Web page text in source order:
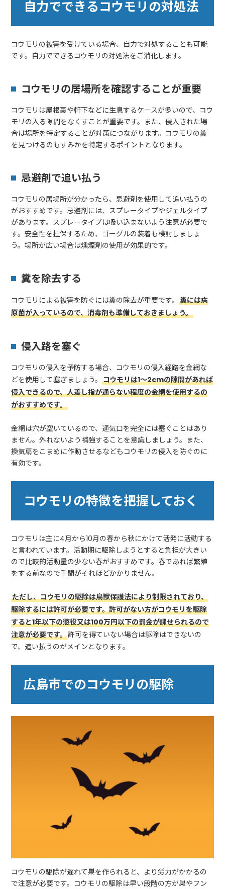
自力でできるコウモリの対処法
コウモリの被害を受けている場合、自力で対処することも可能
です。自力でできるコウモリの対処法をご消化します。
コウモリの居場所を確認することが重要
コウモリは屋根裏や軒下などに生息するケースが多いので、コウ
モリの入る隙間をなくすことが重要です。また、侵入された場
合は場所を特定することが対策につながります。コウモリの糞
を見つけるのもすみかを特定するポイントとなります。
忌避剤で追い払う
コウモリの居場所が分かったら、忌避剤を使用して追い払うの
がおすすめです。忌避剤には、スプレータイプやジェルタイプ
があります。スプレータイプは吸い込まないよう注意が必要で
す。安全性を担保するため、ゴーグルの装着も検討しましょ
う。場所が広い場合は燻煙剤の使用が効果的です。
糞を除去する
コウモリによる被害を防ぐには糞の除去が重要です。糞には病
原菌が入っているので、消毒剤も準備しておきましょう。
侵入路を塞ぐ
コウモリの侵入を予防する場合、コウモリの侵入経路を金網な
どを使用して塞ぎましょう。コウモリは1～2cmの隙間があれば
侵入できるので、人差し指が通らない程度の金網を使用するの
がおすすめです。
金網は穴が空いているので、通気口を完全には塞ぐことはあり
ません。外れないよう補強することを意識しましょう。また、
換気扇をこまめに作動させるなどもコウモリの侵入を防ぐのに
有効です。
コウモリの特徴を把握しておく
コウモリは主に4月から10月の春から秋にかけて活発に活動する
と言われています。活動期に駆除しようとすると負担が大きい
ので比較的活動量の少ない春がおすすめです。春であれば繁殖
をする前なので手間がそれほどかかりません。
ただし、コウモリの駆除は鳥獣保護法により制限されており、
駆除するには許可が必要です。許可がない方がコウモリを駆除
すると1年以下の懲役又は100万円以下の罰金が課せられるので
注意が必要です。許可を得ていない場合は駆除はできないの
で、追い払うのがメインとなります。
広島市でのコウモリの駆除
コウモリの駆除が遅れて巣を作られると、より労力がかかるの
で注意が必要です。コウモリの駆除は早い段階の方が巣やフン